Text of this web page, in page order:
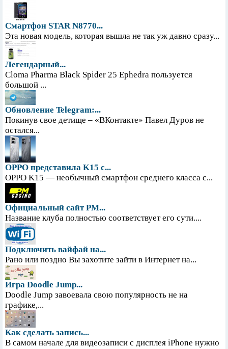
Смартфон STAR N8770...
Эта новая модель, которая вышла не так уж давно сразу...
Легендарный...
Cloma Pharma Black Spider 25 Ephedra пользуется
большой ...
Обновление Telegram:...
Покинув свое детище – «ВКонтакте» Павел Дуров не
остался...
OPPO представила K15 с...
OPPO K15 — необычный смартфон среднего класса с...
Официальный сайт PM...
Название клуба полностью соответствует его сути....
Подключить вайфай на...
Рано или поздно Вы захотите зайти в Интернет на...
Игра Doodle Jump...
Doodle Jump завоевала свою популярность не на
графике,...
Как сделать запись...
В самом начале для видеозаписи с дисплея iPhone нужно